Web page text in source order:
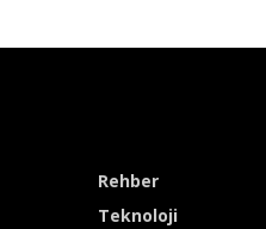
Rehber
Teknoloji